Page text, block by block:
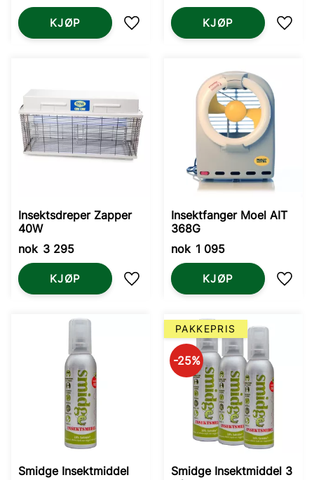
Lagre som favoritt
KJØP KJØP
Insektsdreper Zapper
40W
nok 3 295
Lagre som favoritt
KJØP
Insektfanger Moel AIT
368G
nok 1 095
KJØP
Smidge Insektmiddel
Smidge Insektmiddel 3
25%
PAKKEPRIS